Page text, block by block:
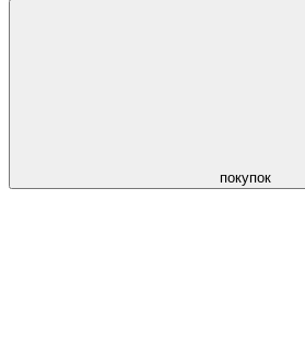
покупок